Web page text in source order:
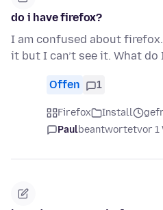
do i have firefox?
I am confused about
it but I can’t see it. What do
Offen 1
Firefox Install
Paulbeantwortetvor 1